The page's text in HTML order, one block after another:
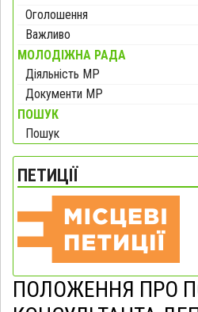
Оголошення
Важливо
МОЛОДІЖНА РАДА
Діяльність МР
Документи МР
ПОШУК
Пошук
ПЕТИЦІЇ
ПОЛОЖЕННЯ ПРО